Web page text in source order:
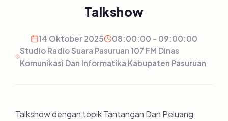
Talkshow
14 Oktober 2025
08:00:00 - 09:00:00
Studio Radio Suara Pasuruan 107 FM Dinas
Komunikasi Dan Informatika Kabupaten Pasuruan
Talkshow dengan topik Tantangan Dan Peluang